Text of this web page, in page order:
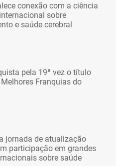
conexão com a ciência
sobre
e saúde cerebral
pela 19ª vez o título
Franquias do
jornada de atualização
participação em grandes
sobre saúde